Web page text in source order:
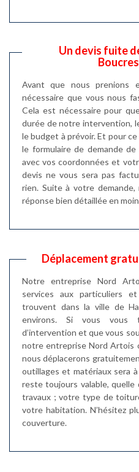
Un devis fuite
Avant que nous prenions
nécessaire que vous nous
Cela est nécessaire pour
durée de notre intervention,
le budget à prévoir. Et pour ce
le formulaire de demande
avec vos coordonnées et
devis ne vous sera pas
rien. Suite à votre
réponse bien détaillée en
Déplacement
Notre entreprise Nord
services aux particuliers
trouvent dans la ville de
environs. Si vous vous
d’intervention et que vous
notre entreprise Nord Artois
nous déplacerons
outillages et matériaux sera
reste toujours valable,
travaux ; votre type de
votre habitation. N’hésitez
couverture.